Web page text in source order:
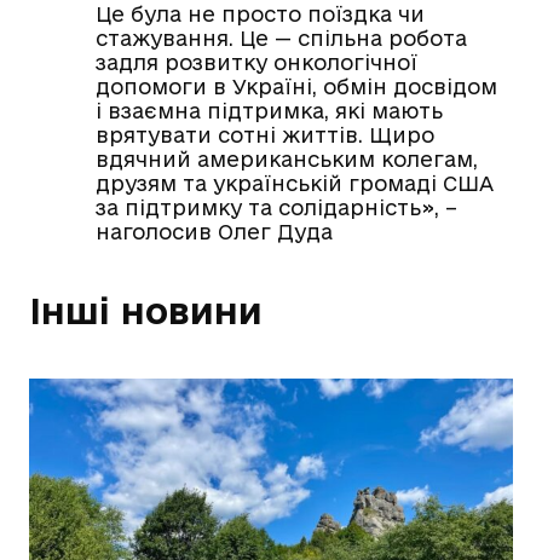
Це була не просто поїздка чи
стажування. Це — спільна робота
задля розвитку онкологічної
допомоги в Україні, обмін досвідом
і взаємна підтримка, які мають
врятувати сотні життів. Щиро
вдячний американським колегам,
друзям та українській громаді США
за підтримку та солідарність», –
наголосив Олег Дуда
Інші новини